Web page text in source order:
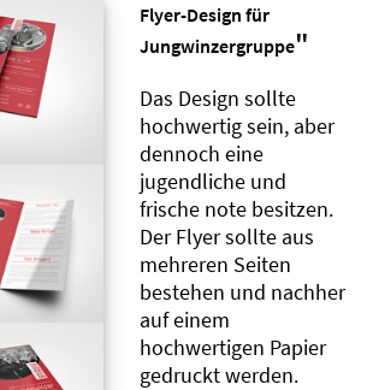
Flyer-Design für
Jungwinzergruppe"
Das Design sollte
hochwertig sein, aber
dennoch eine
jugendliche und
frische note besitzen.
Der Flyer sollte aus
mehreren Seiten
bestehen und nachher
auf einem
hochwertigen Papier
gedruckt werden.